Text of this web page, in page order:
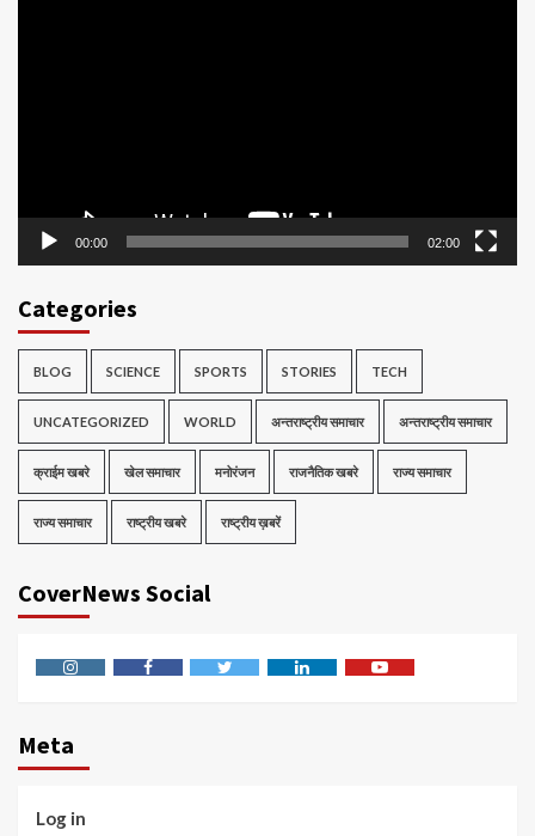
00:00 02:00
Categories
BLOG SCIENCE SPORTS STORIES TECH
UNCATEGORIZED WORLD अन्तराष्ट्रीय समाचार अन्तराष्ट्रीय समाचार
क्राईम खबरे खेल समाचार मनोरंजन राजनैतिक खबरे राज्य समाचार
राज्य समाचार राष्ट्रीय खबरे राष्ट्रीय ख़बरें
CoverNews Social
Meta
Log in